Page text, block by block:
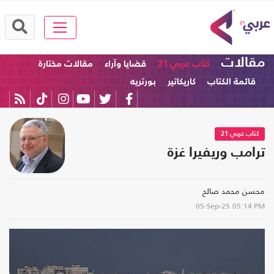
مقالات كتاب عربي 21 قضايا وآراء
مقالات مختارة
قائمة الكتاب
كاريكاتير بورتريه
كتاب عربي 21
ترامب وريفيرا غزة
محسن محمد صالح
05-Sep-25 05:14 PM